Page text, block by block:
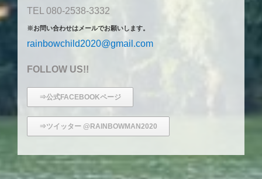
TEL 080-2538-3332
※お問い合わせはメールでお願いします。
rainbowchild2020@gmail.com
FOLLOW US!!
⇒公式FACEBOOKページ
⇒ツイッター @RAINBOWMAN2020